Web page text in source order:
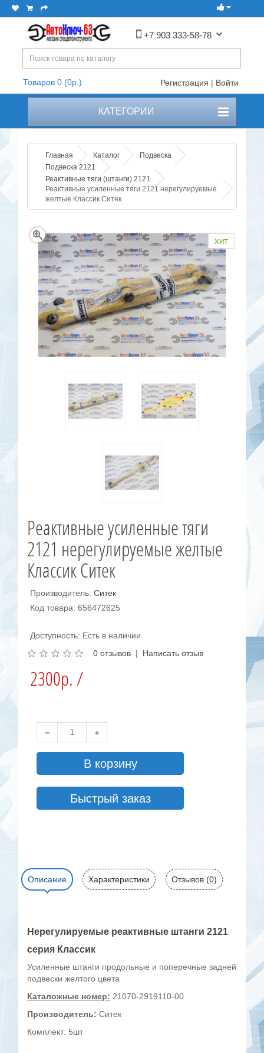
+7 903 333-58-78
Товаров 0 (0р.) Регистрация | Войти
КАТЕГОРИИ
Главная Каталог
Подвеска
Подвеска 2121
Реактивные тяги (штанги) 2121
Реактивные усиленные тяги 2121 нерегулируемые
желтые Классик Ситек
хит
Реактивные усиленные тяги
2121 нерегулируемые желтые
Классик Ситек
Производитель:Ситек
Код товара: 656472625
Доступность: Есть в наличии
0 отзывов | Написать отзыв
2300р. /
В корзину
Быстрый заказ
Описание Характеристики Отзывов (0)
Нерегулируемые реактивные штанги 2121
серия Классик
Усиленные штанги продольные и поперечные задней
подвески желтого цвета
Каталожные номер: 21070-2919110-00
Производитель:Ситек
Комплект: 5шт